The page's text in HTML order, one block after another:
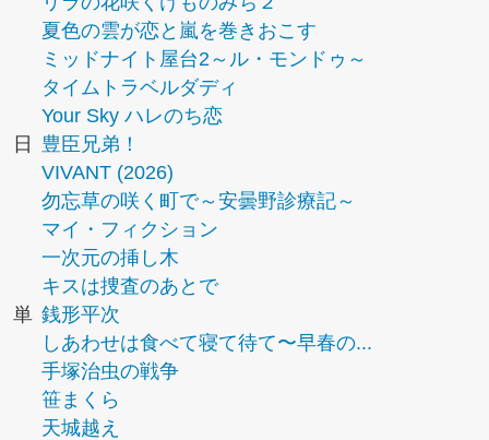
夏色の雲が恋と嵐を巻きおこす
ミッドナイト屋台2～ル・モンドゥ～
タイムトラベルダディ
Your Sky ハレのち恋
日
豊臣兄弟！
VIVANT (2026)
勿忘草の咲く町で～安曇野診療記～
マイ・フィクション
一次元の挿し木
キスは捜査のあとで
単 銭形平次
しあわせは食べて寝て待て〜早春の...
手塚治虫の戦争
笹まくら
天城越え